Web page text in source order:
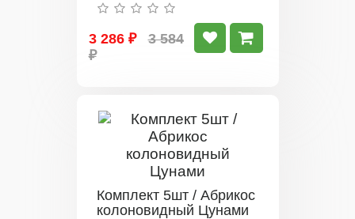
3 286 ₽
3 584
₽
Комплект 5шт / Абрикос
колоновидный Цунами